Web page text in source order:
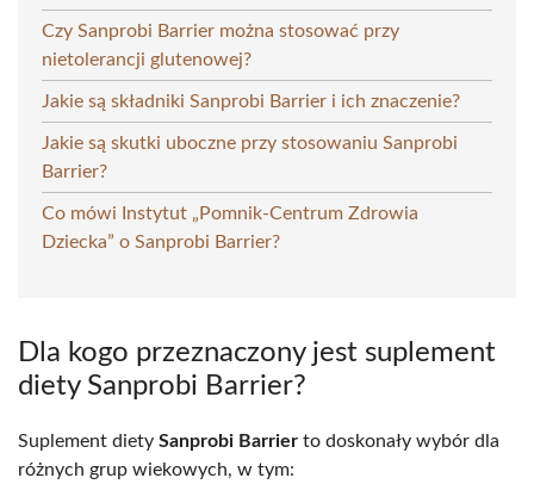
Czy Sanprobi Barrier można stosować przy
nietolerancji glutenowej?
Jakie są składniki Sanprobi Barrier i ich znaczenie?
Jakie są skutki uboczne przy stosowaniu Sanprobi
Barrier?
Co mówi Instytut „Pomnik-Centrum Zdrowia
Dziecka” o Sanprobi Barrier?
Dla kogo przeznaczony jest suplement
diety Sanprobi Barrier?
Suplement diety Sanprobi Barrier to doskonały wybór dla
różnych grup wiekowych, w tym: